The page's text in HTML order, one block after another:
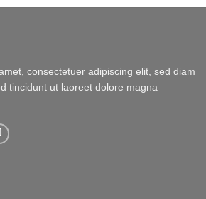
is:
consectetuer adipiscing elit, sed diam
tincidunt ut laoreet dolore magna